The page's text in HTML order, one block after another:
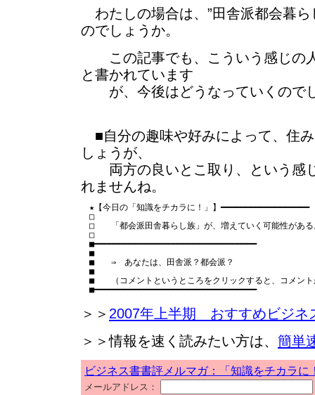
わたしの場合は、”田舎派都会暮ら
のでしょうか。
この記事でも、こういう感じの
と書かれています
が、今後はどうなっていくので
■自分の趣味や好みによって、住
しょうが、
両方の良いとこ取り、という感
れませんね。
★【今日の「知識をチカラに！」】━━━━━━━━━━━━━━━━━━
□　　「都会派田舎暮らし族」が、増えていく可能性がある
■━━━━━━━━━━━━━━━━━━━━━━━━━━━━━━━━━
■
■　　⇒　あなたは、田舎派？都会派？
■
■　　（コメントというところをクリックすると、コメン
＞＞ 2007年上半期 おすすめビジネ
＞＞情報を速く読みたい方は、 簡単
ビジネス書書評メルマガ：「知識をチカラに
メールアドレス：